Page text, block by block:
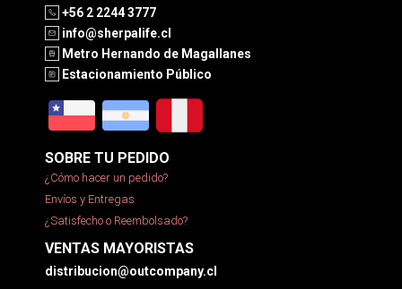
+56 2 2244 3777
info@sherpalife.cl
Metro Hernando de Magallanes
Estacionamiento Público
SOBRE TU PEDIDO
¿Cómo hacer un pedido?
Envíos y Entregas
¿Satisfecho o Reembolsado?
VENTAS MAYORISTAS
distribucion@outcompany.cl